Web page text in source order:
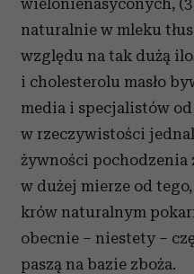
wielonienasyconych,
naturalnie w mleku
względu na tak dużą
i cholesterolu masło
media i specjalistów
w rzeczywistości
żywności pochodzenia
w dużej mierze od
krów naturalnym
obecnie – niestety –
paszą na bazie zboża.